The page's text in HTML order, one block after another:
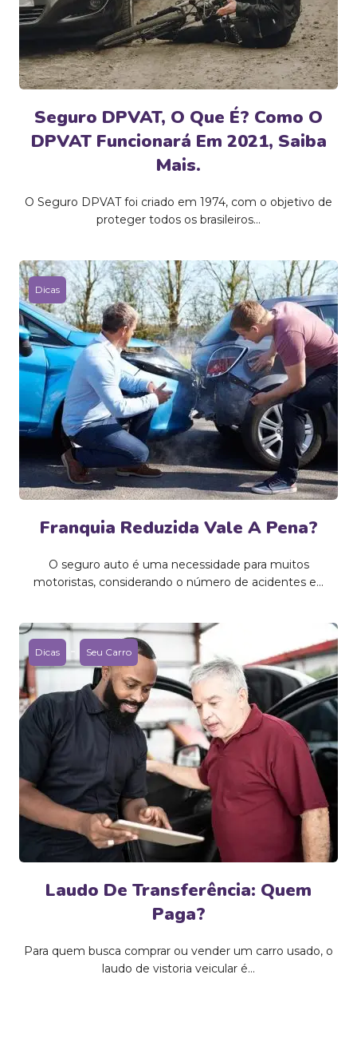
Seguro DPVAT, O Que É? Como O
DPVAT Funcionará Em 2021, Saiba
Mais.
O Seguro DPVAT foi criado em 1974, com o objetivo de
proteger todos os brasileiros...
Dicas
Franquia Reduzida Vale A Pena?
O seguro auto é uma necessidade para muitos
motoristas, considerando o número de acidentes e...
Dicas Seu Carro
Laudo De Transferência: Quem
Paga?
Para quem busca comprar ou vender um carro usado, o
laudo de vistoria veicular é...